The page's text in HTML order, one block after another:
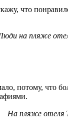
что
на пляже
потому,
На пляже отеля